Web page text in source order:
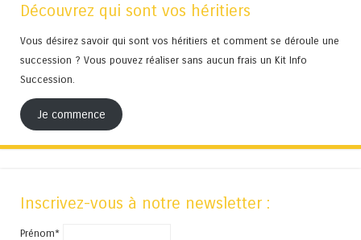
Découvrez qui sont vos héritiers
Vous désirez savoir qui sont vos héritiers et comment se déroule une
succession ? Vous pouvez réaliser sans aucun frais un Kit Info
Succession.
Je commence
Inscrivez-vous à notre newsletter :
Prénom*